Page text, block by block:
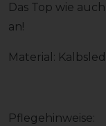
Das Top wie
an!
Material:
Pflegehinweise: